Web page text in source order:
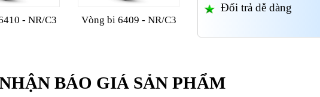
- NR/C3 Vòng bi 6409 - NR/C3
Đổi trả dễ dàng
BÁO GIÁ SẢN PHẨM